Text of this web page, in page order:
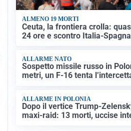
ALMENO 19 MORTI
Ceuta, la frontiera crolla:
24 ore e scontro Italia-
ALLARME NATO
Sospetto missile russo in
metri, un F-16 tenta
ALLARME IN POLONIA
Dopo il vertice Trump-
maxi-raid: 13 morti, uccise